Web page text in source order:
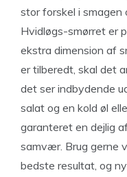
stor forskel i smagen
Hvidløgs-smørret er
ekstra dimension af
er tilberedt, skal det
det ser indbydende
salat og en kold øl
garanteret en dejlig
samvær. Brug gerne
bedste resultat, og